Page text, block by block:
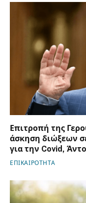
Επιτροπή της
άσκηση διώξεων
για την Covid,
ΕΠΙΚΑΙΡΟΤΗΤΑ